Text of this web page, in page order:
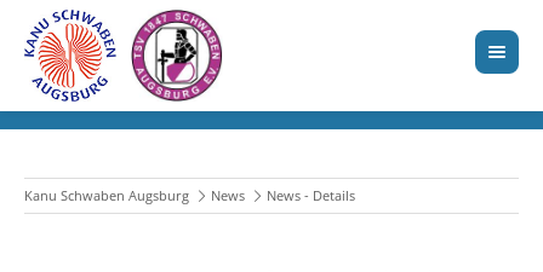
Kanu Schwaben Augsburg News News - Details